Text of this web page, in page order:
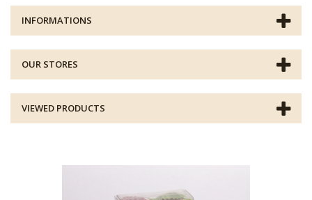
INFORMATIONS
OUR STORES
VIEWED PRODUCTS